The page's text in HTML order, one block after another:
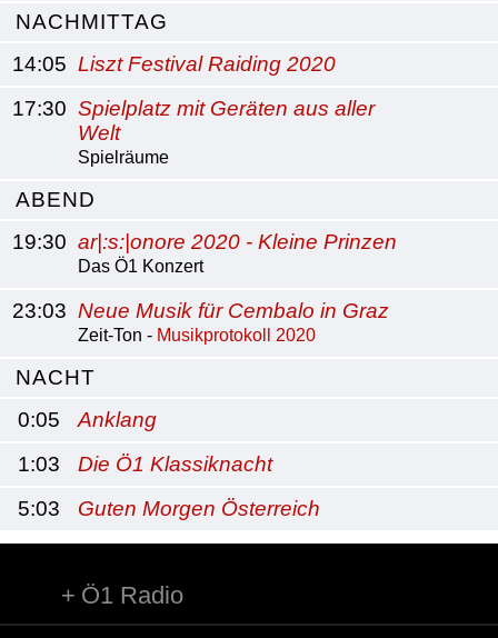
NACHMITTAG
14:05 Liszt Festival Raiding 2020
17:30 Spielplatz mit Geräten aus aller
Welt
Spielräume
ABEND
19:30 ar|:s:|onore 2020 - Kleine Prinzen
Das Ö1 Konzert
23:03 Neue Musik für Cembalo in Graz
Zeit-Ton - Musikprotokoll 2020
NACHT
0:05
Anklang
1:03
Die Ö1 Klassiknacht
5:03
Guten Morgen Österreich
Ö1 Radio